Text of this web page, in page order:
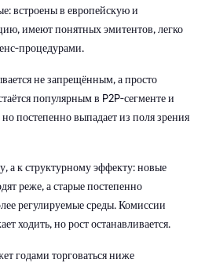
встроены в европейскую и
имеют понятных эмитентов, легко
процедурами.
не запрещённым, а просто
популярным в P2P-сегменте и
постепенно выпадает из поля зрения
а к структурному эффекту: новые
реже, а старые постепенно
регулируемые среды. Комиссии
ходить, но рост останавливается.
годами торговаться ниже